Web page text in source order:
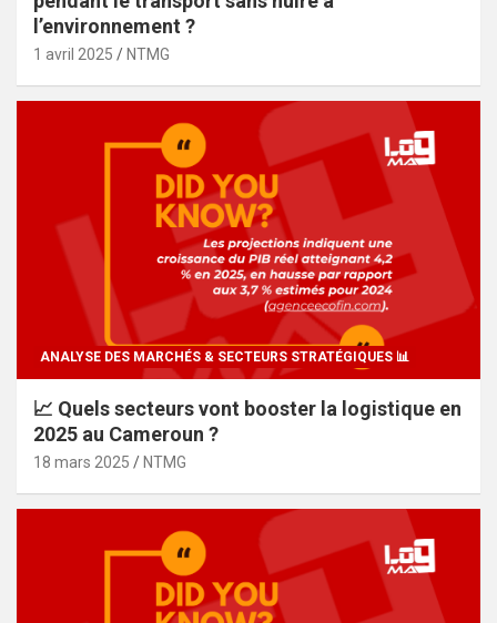
l’environnement ?
1 avril 2025 NTMG
ANALYSE DES MARCHÉS & SECTEURS STRATÉGIQUES 📊
📈 Quels secteurs vont booster la logistique en
2025 au Cameroun ?
18 mars 2025 NTMG